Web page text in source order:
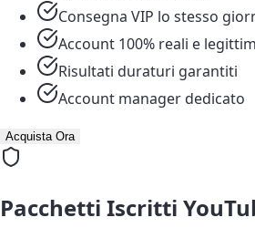
Consegna VIP lo stesso
Account 100% reali e
Risultati duraturi garantiti
Account manager dedicato
Acquista Ora
Pacchetti Iscritti